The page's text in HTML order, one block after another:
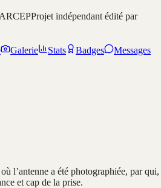
Projet indépendant édité par
Galerie Stats Badges
Messages
l’antenne a été photographiée, par qui,
et cap de la prise.